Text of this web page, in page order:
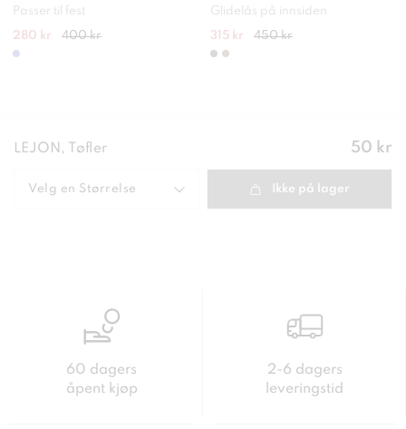
Passer til fest
280 kr 400 kr
Glidelås på innsiden
315 kr 450 kr
LEJON, Tøfler Pris:
50 kr
Velg en Størrelse Ikke på lager
60 dagers
åpent kjøp
2-6 dagers
leveringstid